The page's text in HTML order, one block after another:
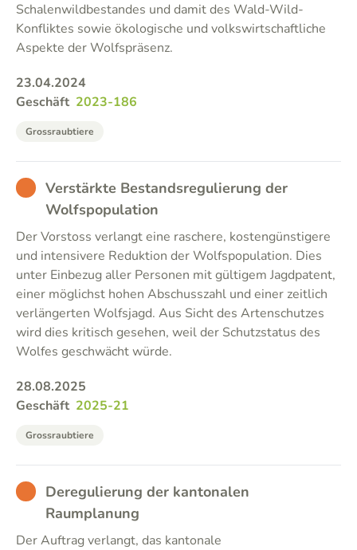
Schalenwildbestandes und damit des Wald-Wild-
Konfliktes sowie ökologische und volkswirtschaftliche
Aspekte der Wolfspräsenz.
23.04.2024
Geschäft 2023-186
Grossraubtiere
BADVerstärkte Bestandsregulierung der
Wolfspopulation
Der Vorstoss verlangt eine raschere, kostengünstigere
und intensivere Reduktion der Wolfspopulation. Dies
unter Einbezug aller Personen mit gültigem Jagdpatent,
einer möglichst hohen Abschusszahl und einer zeitlich
verlängerten Wolfsjagd. Aus Sicht des Artenschutzes
wird dies kritisch gesehen, weil der Schutzstatus des
Wolfes geschwächt würde.
28.08.2025
Geschäft 2025-21
Grossraubtiere
BAD Deregulierung der kantonalen
Raumplanung
Der Auftrag verlangt, das kantonale